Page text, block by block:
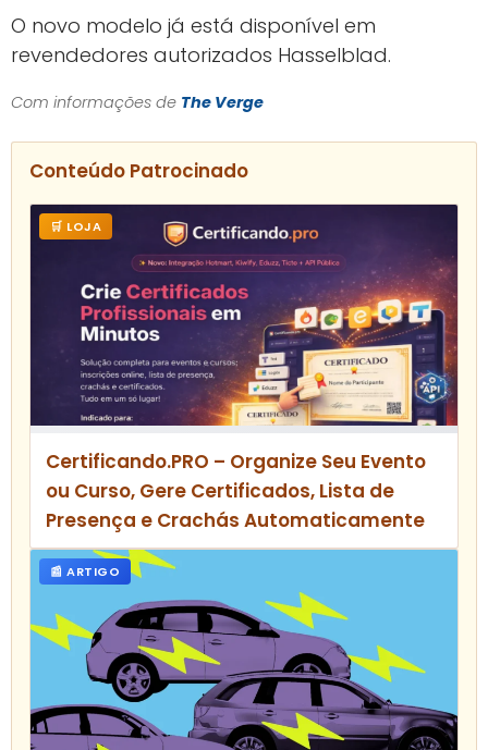
O novo modelo já está disponível em
revendedores autorizados Hasselblad.
Com informações de The Verge
Conteúdo Patrocinado
🛒 LOJA
Certificando.PRO – Organize Seu Evento
ou Curso, Gere Certificados, Lista de
Presença e Crachás Automaticamente
📰 ARTIGO